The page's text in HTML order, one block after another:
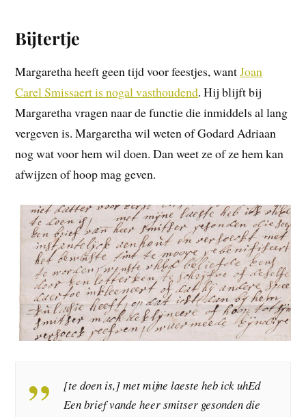
Bijtertje
Margaretha heeft geen tijd voor feestjes, wantJoan
Carel Smissaert is nogal vasthoudend. Hij blijft bij
Margaretha vragen naar de functie die inmiddels al lang
vergeven is. Margaretha wil weten of Godard Adriaan
nog wat voor hem wil doen. Dan weet ze of ze hem kan
afwijzen of hoop mag geven.
[te doen is,] met mijne laeste heb ick uhEd
Een brief vande heer smitser gesonden die